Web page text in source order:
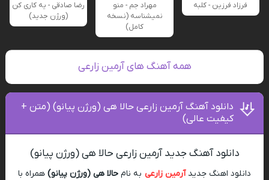
فرزاد فرزین - کلبه
مهراد جم - منو
نمیشناسه (نسخه
کامل)
رضا صادقی - یه کاری کن
(ورژن جدید)
همه آهنگ های آرمین زارعی
دانلود آهنگ آرمین زارعی حالا هی (ورژن پیانو) (متن +
کیفیت عالی)
دانلود آهنگ جدید آرمین زارعی حالا هی (ورژن پیانو)
دانلود اهنگ جدیدآرمین زارعی به نام حالا هی (ورژن پیانو) همراه با